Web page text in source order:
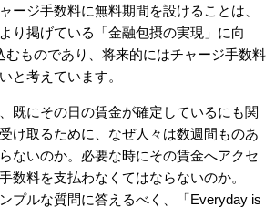
ージ手数料に無料期間を設けることは、
り掲げている「金融包摂の実現」に向
むものであり、将来的にはチャージ手数料
と考えています。
既にその日の賃金が確定しているにも関
け取るために、なぜ人々は数週間ものあ
ないのか。必要な時にその賃金へアクセ
数料を支払わなくてはならないのか。
プルな質問に答えるべく、「Everyday is